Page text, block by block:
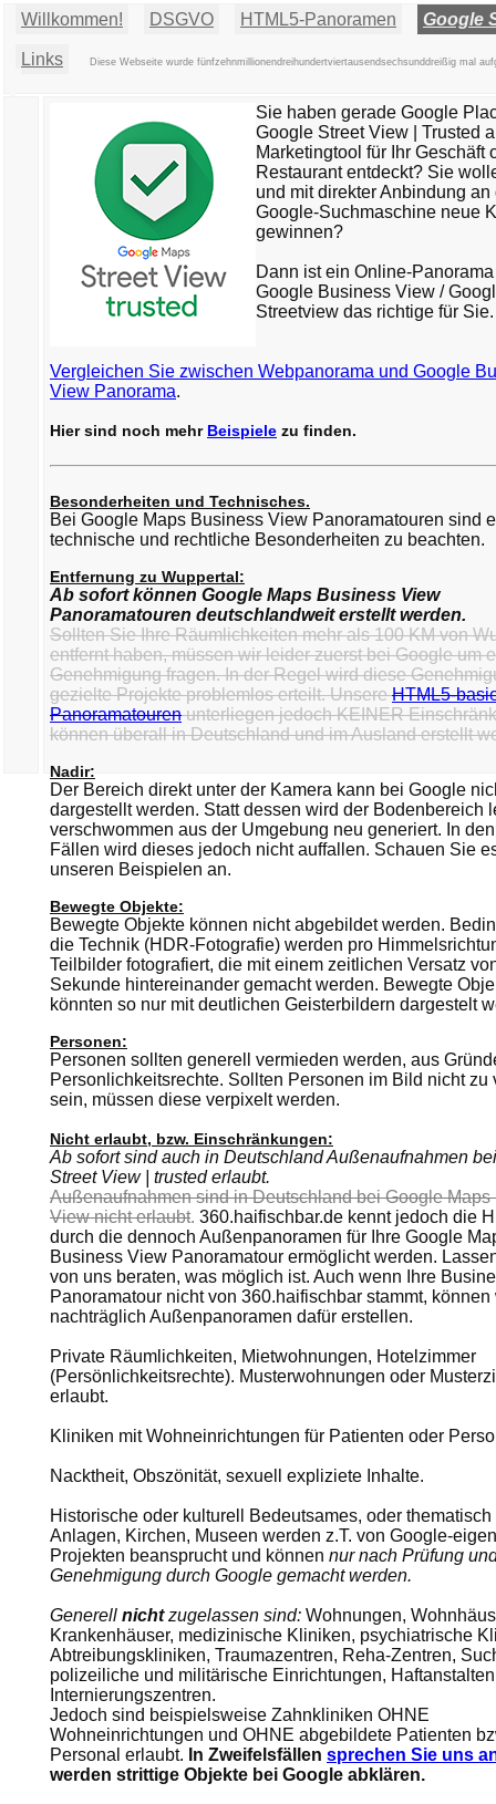
Willkommen! DSGVO HTML5-Panoramen Google
Links Diese Webseite wurde fünfzehnmillionendreihundertviertausendsechsunddreißig mal
Sie haben gerade Google
Google Street View | Trusted
Marketingtool für Ihr Geschäft
Restaurant entdeckt? Sie
und mit direkter Anbindung an
Google-Suchmaschine neue
gewinnen?
Dann ist ein Online-
Google Business View /
Streetview das richtige für Sie.
Vergleichen Sie zwischen Webpanorama und Google
View Panorama.
Hier sind noch mehr Beispiele zu finden.
Besonderheiten und Technisches.
Bei Google Maps Business View Panoramatouren sind
technische und rechtliche Besonderheiten zu beachten.
Entfernung zu Wuppertal:
Ab sofort können Google Maps Business View
Panoramatouren deutschlandweit erstellt werden.
Sollten Sie Ihre Räumlichkeiten mehr als 100 KM von
entfernt haben, müssen wir leider zuerst bei Google um
Genehmigung fragen. In der Regel wird diese
gezielte Projekte problemlos erteilt. UnsereHTML5-
Panoramatourenunterliegen jedoch KEINER
können überall in Deutschland und im Ausland erstellt
Nadir:
Der Bereich direkt unter der Kamera kann bei Google
dargestellt werden. Statt dessen wird der Bodenbereich
verschwommen aus der Umgebung neu generiert. In
Fällen wird dieses jedoch nicht auffallen. Schauen Sie
unseren Beispielen an.
Bewegte Objekte:
Bewegte Objekte können nicht abgebildet werden.
die Technik (HDR-Fotografie) werden pro
Teilbilder fotografiert, die mit einem zeitlichen Versatz
Sekunde hintereinander gemacht werden. Bewegte
könnten so nur mit deutlichen Geisterbildern dargestelt
Personen:
Personen sollten generell vermieden werden, aus
Personlichkeitsrechte. Sollten Personen im Bild nicht zu
sein, müssen diese verpixelt werden.
Nicht erlaubt, bzw. Einschränkungen:
Ab sofort sind auch in Deutschland Außenaufnahmen
Street View | trusted erlaubt.
Außenaufnahmen sind in Deutschland bei Google Maps
View nicht erlaubt. 360.haifischbar.de kennt jedoch die
durch die dennoch Außenpanoramen für Ihre Google
Business View Panoramatour ermöglicht werden.
von uns beraten, was möglich ist. Auch wenn Ihre
Panoramatour nicht von 360.haifischbar stammt, können
nachträglich Außenpanoramen dafür erstellen.
Private Räumlichkeiten, Mietwohnungen, Hotelzimmer
(Persönlichkeitsrechte). Musterwohnungen oder
erlaubt.
Kliniken mit Wohneinrichtungen für Patienten oder
Nacktheit, Obszönität, sexuell expliziete Inhalte.
Historische oder kulturell Bedeutsames, oder
Anlagen, Kirchen, Museen werden z.T. von Google-
Projekten beansprucht und können nur nach Prüfung
Genehmigung durch Google gemacht werden.
Generell nichtzugelassen sind: Wohnungen,
Krankenhäuser, medizinische Kliniken, psychiatrische
Abtreibungskliniken, Traumazentren, Reha-Zentren,
polizeiliche und militärische Einrichtungen,
Internierungszentren.
Jedoch sind beispielsweise Zahnkliniken OHNE
Wohneinrichtungen und OHNE abgebildete Patienten
Personal erlaubt. In Zweifelsfällen sprechen Sie uns
werden strittige Objekte bei Google abklären.